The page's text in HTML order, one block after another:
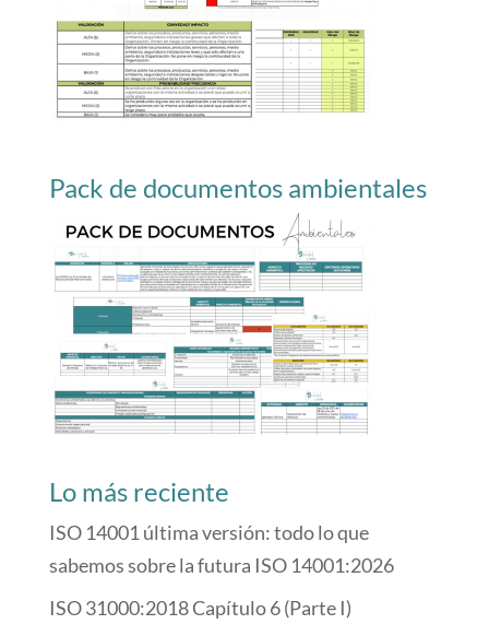
Pack de documentos ambientales
Lo más reciente
ISO 14001 última versión: todo lo que
sabemos sobre la futura ISO 14001:2026
ISO 31000:2018 Capítulo 6 (Parte I)